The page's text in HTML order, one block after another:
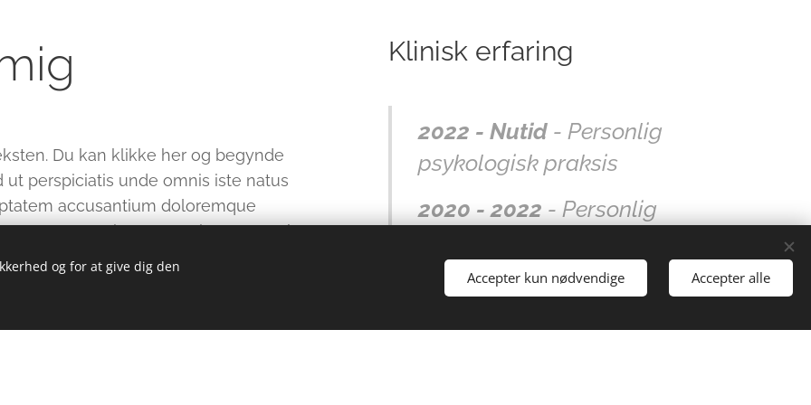
Du kan klikke her og begynde
ut perspiciatis unde omnis iste natus
accusantium doloremque
rem aperiam eaque ipsa quae ab
Klinisk erfaring
2022 - Nutid- Personlig
psykologisk praksis
2020 - 2022 - Personlig
2017 - 2020- Terapirådgiver for
og for at give dig den
Accepter kun nødvendige Accepter alle